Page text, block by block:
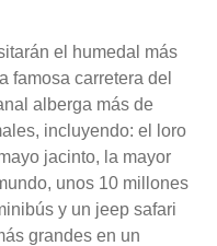
el humedal más
famosa carretera del
alberga más de
incluyendo: el loro
jacinto, la mayor
unos 10 millones
y un jeep safari
grandes en un